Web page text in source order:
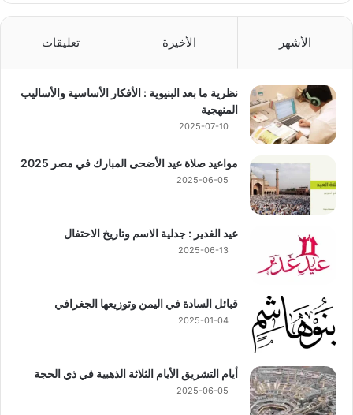
الأشهر الأخيرة تعليقات
نظرية ما بعد البنيوية : الأفكار الأساسية والأساليب
المنهجية
2025-07-10
مواعيد صلاة عيد الأضحى المبارك في مصر 2025
2025-06-05
عيد الغدير : جدلية الاسم وتاريخ الاحتفال
2025-06-13
قبائل السادة في اليمن وتوزيعها الجغرافي
2025-01-04
أيام التشريق الأيام الثلاثة الذهبية في ذي الحجة
2025-06-05